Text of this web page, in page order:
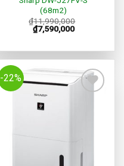
(68m2)
₫11,990,000
₫7,590,000
-22%